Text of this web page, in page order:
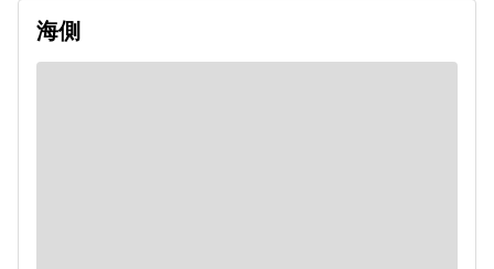
海側